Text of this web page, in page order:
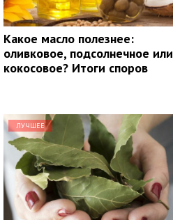
Какое масло полезнее:
оливковое, подсолнечное или
кокосовое? Итоги споров
ЛУЧШЕЕ